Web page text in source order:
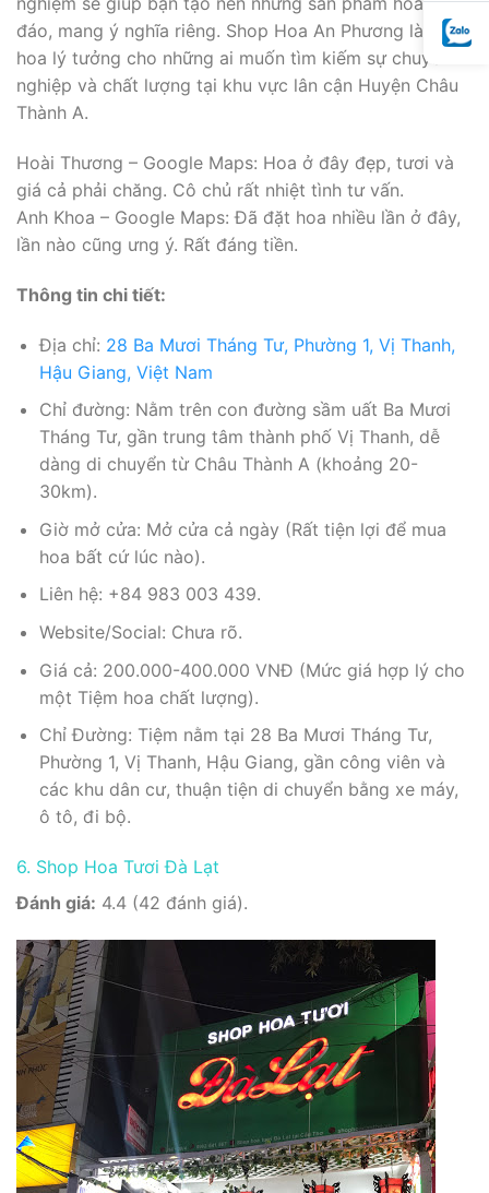
đáo, mang ý nghĩa riêng. Shop Hoa An Phương là Tiệm
hoa lý tưởng cho những ai muốn tìm kiếm sự chuyên
nghiệp và chất lượng tại khu vực lân cận Huyện Châu
Thành A.
Hoài Thương – Google Maps: Hoa ở đây đẹp, tươi và
giá cả phải chăng. Cô chủ rất nhiệt tình tư vấn.
Anh Khoa – Google Maps: Đã đặt hoa nhiều lần ở đây,
lần nào cũng ưng ý. Rất đáng tiền.
Thông tin chi tiết:
Địa chỉ: 28 Ba Mươi Tháng Tư, Phường 1, Vị Thanh,
Hậu Giang, Việt Nam
Chỉ đường: Nằm trên con đường sầm uất Ba Mươi
Tháng Tư, gần trung tâm thành phố Vị Thanh, dễ
dàng di chuyển từ Châu Thành A (khoảng 20-
30km).
Giờ mở cửa: Mở cửa cả ngày (Rất tiện lợi để mua
hoa bất cứ lúc nào).
Liên hệ: +84 983 003 439.
Website/Social: Chưa rõ.
Giá cả: 200.000-400.000 VNĐ (Mức giá hợp lý cho
một Tiệm hoa chất lượng).
Chỉ Đường: Tiệm nằm tại 28 Ba Mươi Tháng Tư,
Phường 1, Vị Thanh, Hậu Giang, gần công viên và
các khu dân cư, thuận tiện di chuyển bằng xe máy,
ô tô, đi bộ.
6. Shop Hoa Tươi Đà Lạt
Đánh giá: 4.4 (42 đánh giá).